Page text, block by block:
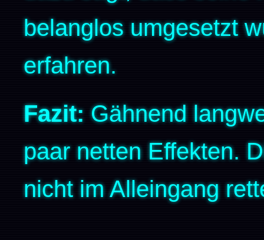
belanglos umgesetzt
erfahren.
Fazit: Gähnend
paar netten Effekten.
nicht im Alleingang